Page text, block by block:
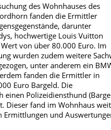
des Wohnhauses des
fanden die Ermittler
darunter
hochwertige Louis Vuitton
von über 80.000 Euro. Im
wurden zudem weitere
unter anderem ein
fanden die Ermittler in
Euro Bargeld. Die
einen Polizeidiensthund
Dieser fand im Wohnhaus
Ermittlungen und